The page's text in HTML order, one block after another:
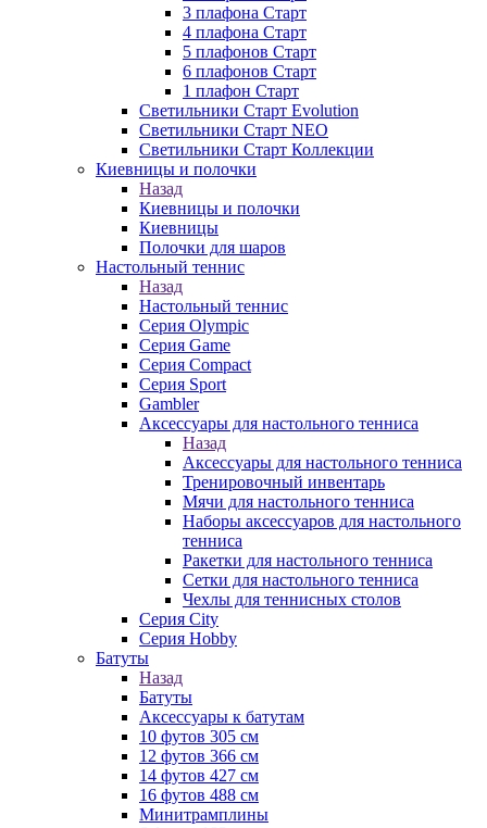
3 плафона Старт
4 плафона Старт
5 плафонов Старт
6 плафонов Старт
1 плафон Старт
Светильники Старт Evolution
Светильники Старт NEO
Светильники Старт Коллекции
Киевницы и полочки
Назад
Киевницы и полочки
Киевницы
Полочки для шаров
Настольный теннис
Назад
Настольный теннис
Серия Olympic
Серия Game
Серия Compact
Серия Sport
Gambler
Аксессуары для настольного тенниса
Назад
Аксессуары для настольного тенниса
Тренировочный инвентарь
Мячи для настольного тенниса
Наборы аксессуаров для настольного
тенниса
Ракетки для настольного тенниса
Сетки для настольного тенниса
Чехлы для теннисных столов
Серия City
Серия Hobby
Батуты
Назад
Батуты
Аксессуары к батутам
10 футов 305 см
12 футов 366 см
14 футов 427 см
16 футов 488 см
Минитрамплины